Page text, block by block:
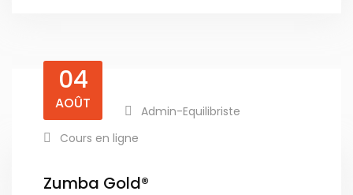
04
AOÛT
Admin-Equilibriste
Cours en ligne
Zumba Gold®